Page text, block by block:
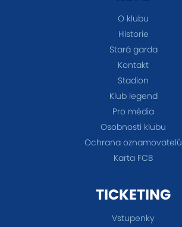
O klubu
Historie
Stará garda
Kontakt
Stadion
Klub legend
Pro média
Osobnosti klubu
Ochrana oznamovatelů
Karta FCB
TICKETING
Vstupenky